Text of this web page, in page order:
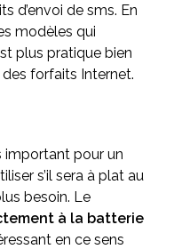
d’envoi de sms. En
modèles qui
plus pratique bien
forfaits Internet.
important pour un
s’il sera à plat au
besoin. Le
à la batterie
en ce sens